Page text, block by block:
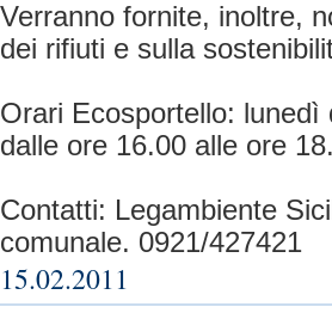
Verranno fornite, inoltre,
dei rifiuti e sulla
Orari Ecosportello:
dalle ore 16.00 alle ore
Contatti: Legambiente
comunale. 0921/427421
15.02.2011